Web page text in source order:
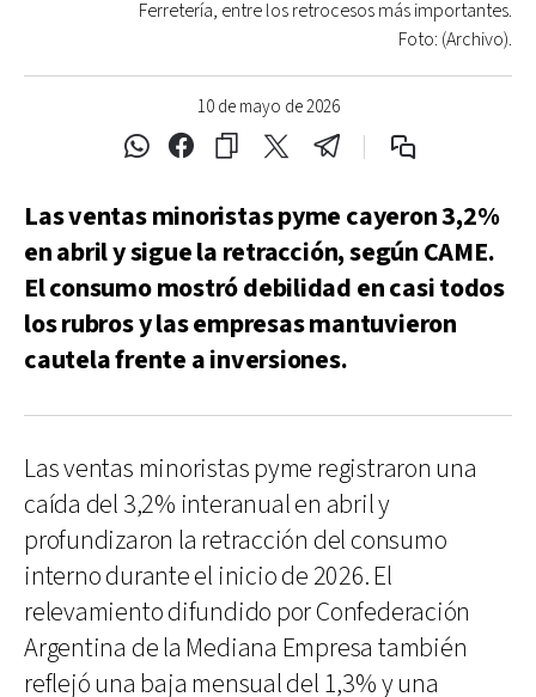
10 de mayo de 2026
Ferretería, entre los retrocesos más importantes.
Foto: (Archivo).
Las ventas minoristas pyme cayeron 3,2%
en abril y sigue la retracción, según CAME.
El consumo mostró debilidad en casi todos
los rubros y las empresas mantuvieron
cautela frente a inversiones.
Las ventas minoristas pyme registraron una
caída del 3,2% interanual en abril y
profundizaron la retracción del consumo
interno durante el inicio de 2026. El
relevamiento difundido por Confederación
Argentina de la Mediana Empresa también
reflejó una baja mensual del 1,3% y una